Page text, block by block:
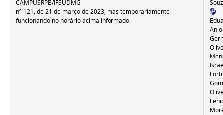
CAMPUSRPB/IFSUDMG
nº 121,de 21 de março de 2023, mas temporariamente
funcionando no horário acima informado.